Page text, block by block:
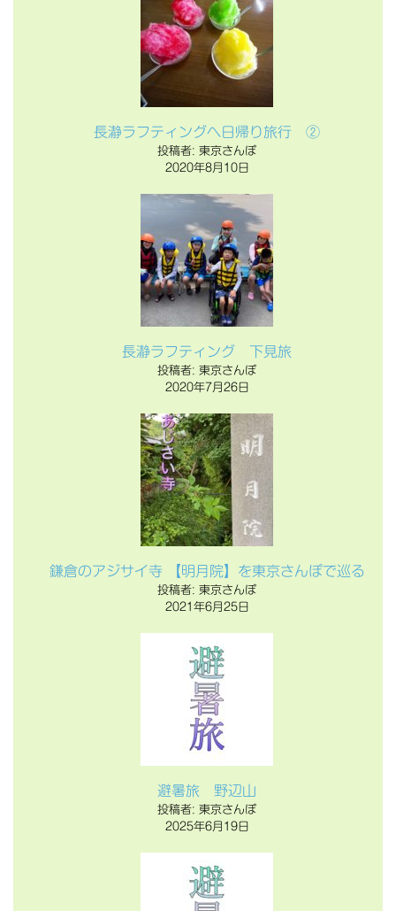
長瀞ラフティングへ日帰り旅行 ②
投稿者: 東京さんぽ
2020年8月10日
長瀞ラフティング 下見旅
投稿者: 東京さんぽ
2020年7月26日
鎌倉のアジサイ寺 【明月院】を東京さんぽで巡る
投稿者: 東京さんぽ
2021年6月25日
避暑旅 野辺山
投稿者: 東京さんぽ
2025年6月19日